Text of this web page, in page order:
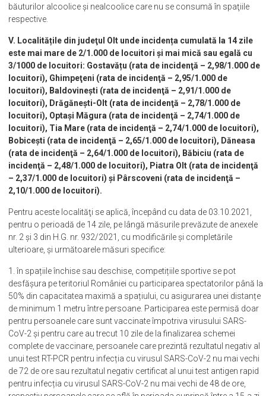
băuturilor alcoolice şi nealcoolice care nu se consumă în spaţiile
respective.
V. Localitățile din judeţul Olt unde incidența cumulată la 14 zile
este mai mare de 2/1.000 de locuitori și mai mică sau egală cu
3/1000 de locuitori: Gostavățu (rata de incidenţă – 2,98/1.000 de
locuitori), Ghimpeţeni (rata de incidenţă – 2,95/1.000 de
locuitori), Baldovinești (rata de incidenţă – 2,91/1.000 de
locuitori), Drăgănești-Olt (rata de incidenţă – 2,78/1.000 de
locuitori), Optaşi Măgura (rata de incidenţă – 2,74/1.000 de
locuitori), Tia Mare (rata de incidenţă – 2,74/1.000 de locuitori),
Bobicești (rata de incidenţă – 2,65/1.000 de locuitori), Dăneasa
(rata de incidenţă – 2,64/1.000 de locuitori), Băbiciu (rata de
incidenţă – 2,48/1.000 de locuitori), Piatra Olt (rata de incidenţă
– 2,37/1.000 de locuitori) și Pârscoveni (rata de incidenţă –
2,10/1.000 de locuitori).
Pentru aceste localităţi se aplică, începând cu data de 03.10.2021,
pentru o perioadă de 14 zile, pe lângă măsurile prevăzute de anexele
nr. 2 și 3 din H.G. nr. 932/2021, cu modificările şi completările
ulterioare, și următoarele măsuri specifice:
1. în spațiile închise sau deschise, competițiile sportive se pot
desfășura pe teritoriul României cu participarea spectatorilor până la
50% din capacitatea maximă a spațiului, cu asigurarea unei distanțe
de minimum 1 metru între persoane. Participarea este permisă doar
pentru persoanele care sunt vaccinate împotriva virusului SARS-
CoV-2 și pentru care au trecut 10 zile de la finalizarea schemei
complete de vaccinare, persoanele care prezintă rezultatul negativ al
unui test RT-PCR pentru infecția cu virusul SARS-CoV-2 nu mai vechi
de 72 de ore sau rezultatul negativ certificat al unui test antigen rapid
pentru infecția cu virusul SARS-CoV-2 nu mai vechi de 48 de ore,